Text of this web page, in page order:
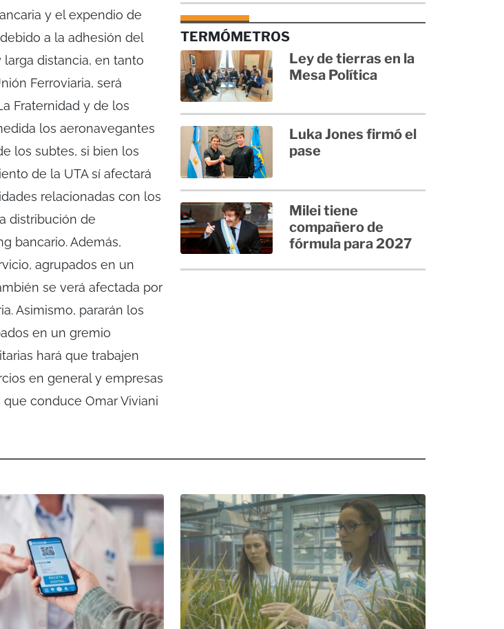
y el expendio de
a la adhesión del
distancia, en tanto
Ferroviaria, será
Fraternidad y de los
los aeronavegantes
los subtes, si bien los
de la UTA sí afectará
relacionadas con los
distribución de
bancario. Además,
agrupados en un
se verá afectada por
Asimismo, pararán los
en un gremio
hará que trabajen
en general y empresas
conduce Omar Viviani
TERMÓMETROS
Ley de tierras en la
Mesa Política
Luka Jones firmó el
pase
Milei tiene
compañero de
fórmula para 2027